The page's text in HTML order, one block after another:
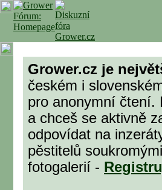
Grower.cz je
českém i
pro anonymní čtení.
a chceš se aktivně
odpovídat na
pěstitelů
fotogalerií -